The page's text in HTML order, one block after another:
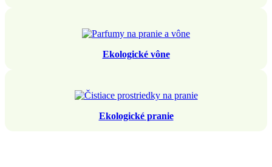
Ekologické vône
Ekologické pranie